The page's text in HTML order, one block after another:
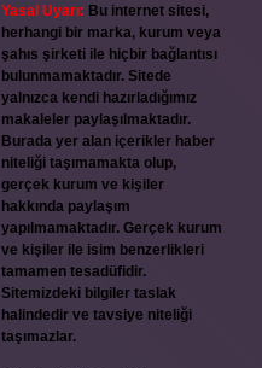
Yasal Uyarı: Bu internet sitesi,
herhangi bir marka, kurum veya
şahıs şirketi ile hiçbir bağlantısı
bulunmamaktadır. Sitede
yalnızca kendi hazırladığımız
makaleler paylaşılmaktadır.
Burada yer alan içerikler haber
niteliği taşımamakta olup,
gerçek kurum ve kişiler
hakkında paylaşım
yapılmamaktadır. Gerçek kurum
ve kişiler ile isim benzerlikleri
tamamen tesadüfidir.
Sitemizdeki bilgiler taslak
halindedir ve tavsiye niteliği
taşımazlar.